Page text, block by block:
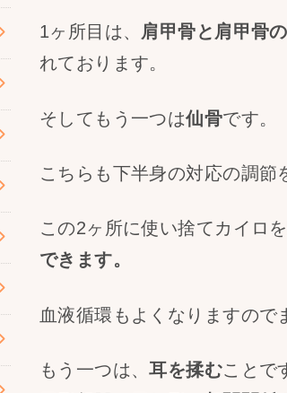
1ヶ所目は、 肩甲骨と肩甲骨
れております。
そしてもう一つは仙骨です。
こちらも下半身の対応の調節
この2ヶ所に使い捨てカイロ
できます。
血液循環もよくなりますので
もう一つは、耳を揉むことで